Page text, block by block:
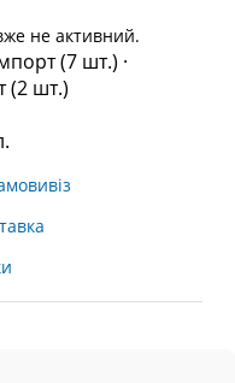
не активний.
(7 шт.) ·
(2 шт.)